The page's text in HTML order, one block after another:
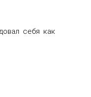
себя как